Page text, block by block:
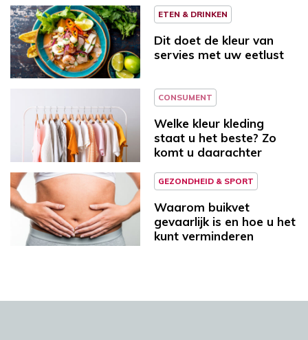
ETEN & DRINKEN
Dit doet de kleur van
servies met uw eetlust
CONSUMENT
Welke kleur kleding
staat u het beste? Zo
komt u daarachter
GEZONDHEID & SPORT
Waarom buikvet
gevaarlijk is en hoe u het
kunt verminderen